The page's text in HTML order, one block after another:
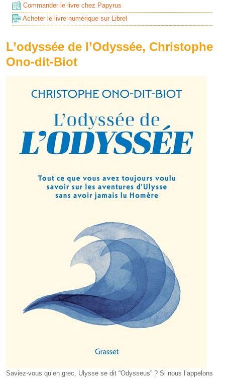
Commander le livre chez Papyrus
Acheter le livre numérique sur Librel
L’odyssée de l’Odyssée, Christophe
Ono-dit-Biot
Saviez-vous qu’en grec, Ulysse se dit “Odysseus” ? Si nous l’appelons